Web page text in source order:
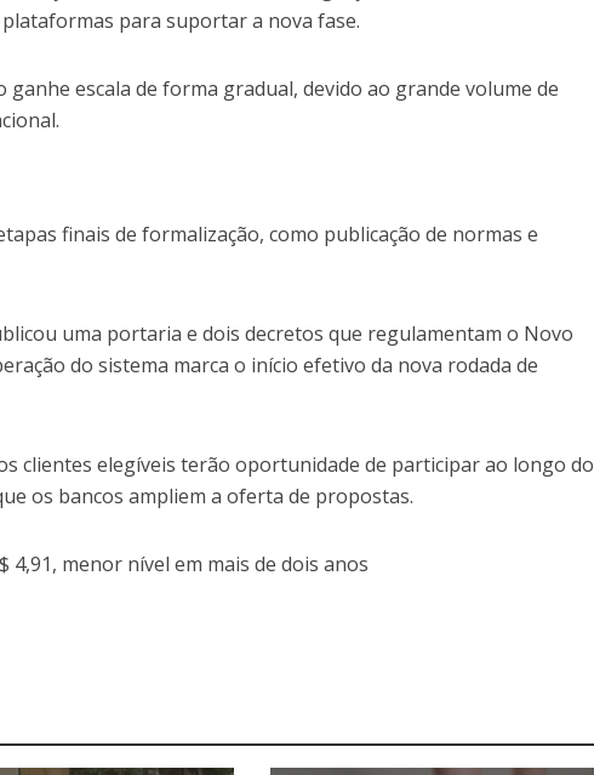
para suportar a nova fase.
ganhe escala de forma gradual, devido ao grande volume de
finais de formalização, como publicação de normas e
uma portaria e dois decretos que regulamentam o Novo
do sistema marca o início efetivo da nova rodada de
clientes elegíveis terão oportunidade de participar ao longo do
os bancos ampliem a oferta de propostas.
4,91, menor nível em mais de dois anos